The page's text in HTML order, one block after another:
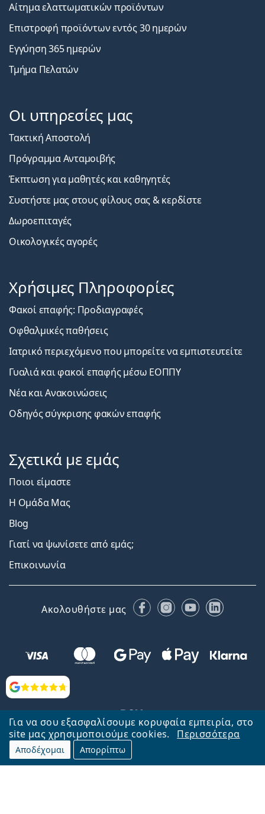
Για να σου εξασφαλίσουμε κορυφαία εμπειρία, στο
site μας χρησιμοποιούμε cookies.
Περισσότερα
Αποδέχομαι Απορρίπτω
Αξιολογήσεις
Αίτημα ελαττωματικών προϊόντων
Επιστροφή προϊόντων εντός 30 ημερών
Εγγύηση 365 ημερών
Τμήμα Πελατών
Οι υπηρεσίες μας
Τακτική Αποστολή
Πρόγραμμα Ανταμοιβής
Έκπτωση για μαθητές και καθηγητές
Συστήστε μας στους φίλους σας & κερδίστε
Δωροεπιταγές
Οικολογικές αγορές
Χρήσιμες Πληροφορίες
Φακοί επαφής: Προδιαγραφές
Οφθαλμικές παθήσεις
Ιατρικό περιεχόμενο που μπορείτε να εμπιστευτείτε
Γυαλιά και φακοί επαφής μέσω ΕΟΠΠΥ
Νέα και Ανακοινώσεις
Οδηγός σύγκρισης φακών επαφής
Σχετικά με εμάς
Ποιοι είμαστε
Η Ομάδα Μας
Blog
Γιατί να ψωνίσετε από εμάς;
Επικοινωνία
Ακολουθήστε μας FacebookInstagram
YouTubeLinkedIn
Επιστροφή στην αρχική σελίδα